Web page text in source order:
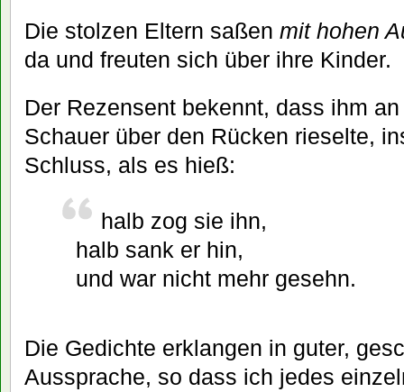
Die stolzen Eltern saßen mit hohen
da und freuten sich über ihre Kinder.
Der Rezensent bekennt, dass ihm
Schauer über den Rücken rieselte,
Schluss, als es hieß:
halb zog sie ihn,
halb sank er hin,
und war nicht mehr gesehn.
Die Gedichte erklangen in guter,
Aussprache, so dass ich jedes